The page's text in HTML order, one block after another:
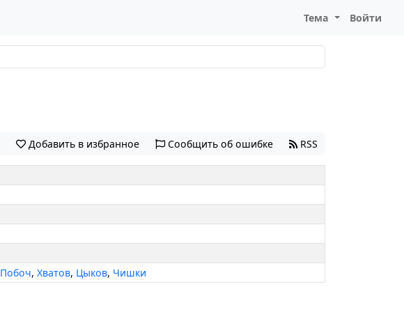
Тема Войти
Добавить в избранное Сообщить об ошибке RSS
Побоч,Хватов, Цыков, Чишки